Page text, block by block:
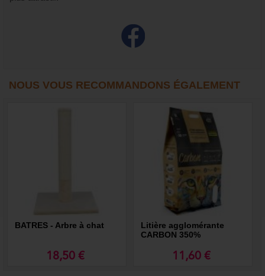
NOUS VOUS RECOMMANDONS ÉGALEMENT
BATRES - Arbre à chat
18,50 €
Litière agglomérante
CARBON 350%
11,60 €